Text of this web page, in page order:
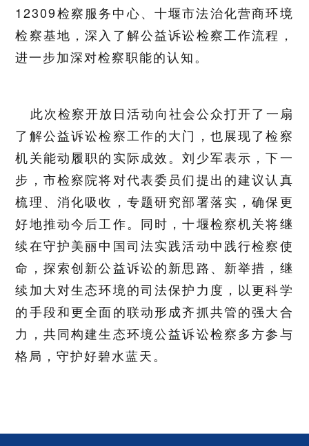
12309检察服务中心、十堰市法治化营商环境
检察基地，深入了解公益诉讼检察工作流程，
进一步加深对检察职能的认知。
此次检察开放日活动向社会公众打开了一扇
了解公益诉讼检察工作的大门，也展现了检察
机关能动履职的实际成效。刘少军表示，下一
步，市检察院将对代表委员们提出的建议认真
梳理、消化吸收，专题研究部署落实，确保更
好地推动今后工作。同时，十堰检察机关将继
续在守护美丽中国司法实践活动中践行检察使
命，探索创新公益诉讼的新思路、新举措，继
续加大对生态环境的司法保护力度，以更科学
的手段和更全面的联动形成齐抓共管的强大合
力，共同构建生态环境公益诉讼检察多方参与
格局，守护好碧水蓝天。